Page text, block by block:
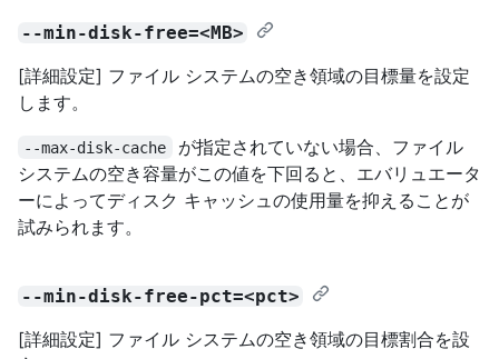
--min-disk-free=<MB>
[詳細設定] ファイル システムの空き領域の目標量を設定
します。
--max-disk-cache
が指定されていない場合、ファイル
システムの空き容量がこの値を下回ると、エバリュエータ
ーによってディスク キャッシュの使用量を抑えることが
試みられます。
--min-disk-free-pct=<pct>
[詳細設定] ファイル システムの空き領域の目標割合を設